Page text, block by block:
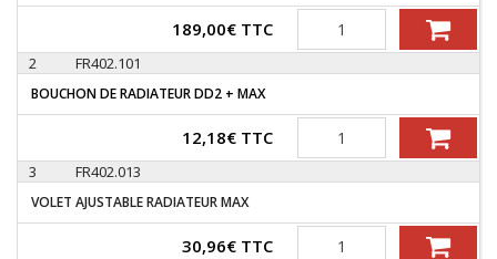
189,00€ TTC Quantité
2 FR402.101
BOUCHON DE RADIATEUR DD2 + MAX
12,18€ TTC Quantité
3 FR402.013
VOLET AJUSTABLE RADIATEUR MAX
30,96€ TTC Quantité